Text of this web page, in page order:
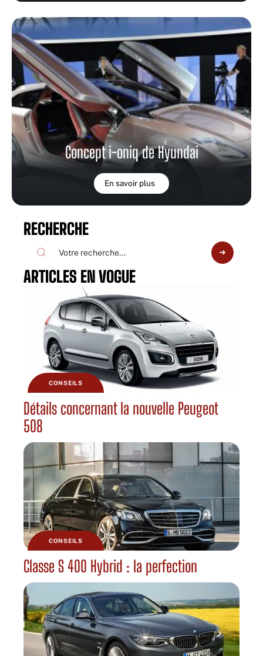
Concept i-oniq de Hyundai
En savoir plus
RECHERCHE
ARTICLES EN VOGUE
CONSEILS
Détails concernant la nouvelle Peugeot
508
CONSEILS
Classe S 400 Hybrid : la perfection